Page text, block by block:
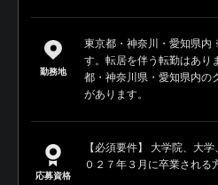
勤務地
東京都・神奈川・愛知県内
す。転居を伴う転勤はあ
都・神奈川県・愛知県内の
があります。
応募資格
【必須要件】 大学院、大
０２７年３月に卒業される